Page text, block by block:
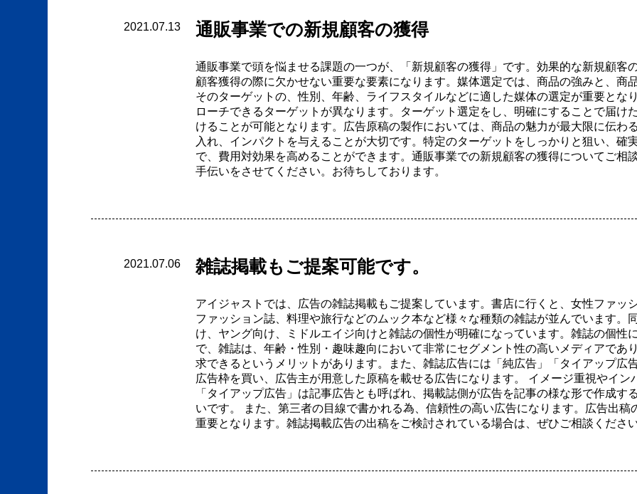
2021.07.13 通販事業での新規顧客の獲得
通販事業で頭を悩ませる課題の一つが、「新規顧客の獲得」です。効果的な新規顧客
顧客獲得の際に欠かせない重要な要素になります。媒体選定では、商品の強みと、商
そのターゲットの、性別、年齢、ライフスタイルなどに適した媒体の選定が重要とな
ローチできるターゲットが異なります。ターゲット選定をし、明確にすることで届け
けることが可能となります。広告原稿の製作においては、商品の魅力が最大限に伝わ
入れ、インパクトを与えることが大切です。特定のターゲットをしっかりと狙い、確
で、費用対効果を高めることができます。通販事業での新規顧客の獲得についてご相
手伝いをさせてください。お待ちしております。
2021.07.06 雑誌掲載もご提案可能です。
アイジャストでは、広告の雑誌掲載もご提案しています。書店に行くと、女性ファッ
ファッション誌、料理や旅行などのムック本など様々な種類の雑誌が並んでいます。
け、ヤング向け、ミドルエイジ向けと雑誌の個性が明確になっています。雑誌の個性
で、雑誌は、年齢・性別・趣味趣向において非常にセグメント性の高いメディアであ
求できるというメリットがあります。また、雑誌広告には「純広告」「タイアップ広
広告枠を買い、広告主が用意した原稿を載せる広告になります。 イメージ重視やイ
「タイアップ広告」は記事広告とも呼ばれ、掲載誌側が広告を記事の様な形で作成す
いです。 また、第三者の目線で書かれる為、信頼性の高い広告になります。広告出
重要となります。雑誌掲載広告の出稿をご検討されている場合は、ぜひご相談くださ